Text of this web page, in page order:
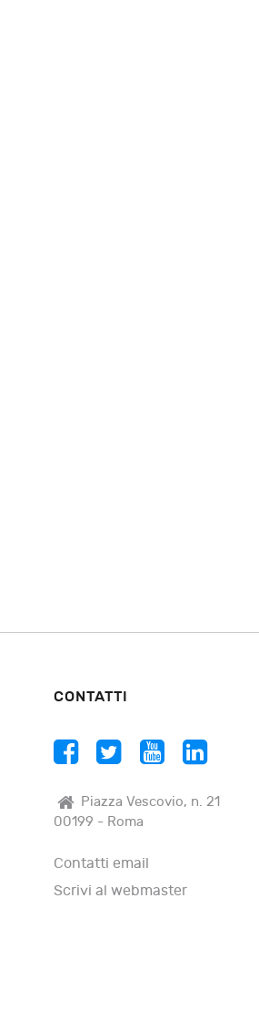
CONTATTI
Piazza Vescovio, n. 21
00199 - Roma
Contatti email
Scrivi al webmaster